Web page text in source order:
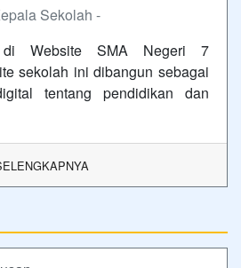
Sekolah -
di Website SMA Negeri 7
sekolah ini dibangun sebagai
tentang pendidikan dan